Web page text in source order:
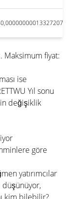
Maksimum fiyat:
ise
Yıl sonu
değişiklik
göre
yatırımcılar